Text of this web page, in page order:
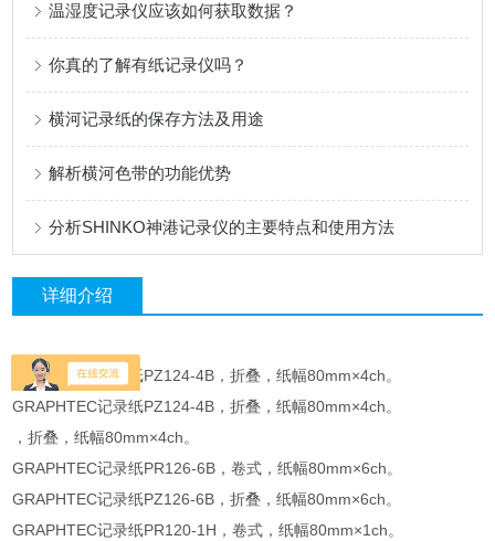
温湿度记录仪应该如何获取数据？
你真的了解有纸记录仪吗？
横河记录纸的保存方法及用途
解析横河色带的功能优势
分析SHINKO神港记录仪的主要特点和使用方法
详细介绍
GRAPHTEC记录纸PZ124-4B，折叠，纸幅80mm×4ch。
GRAPHTEC记录纸PZ124-4B，折叠，纸幅80mm×4ch。
，折叠，纸幅80mm×4ch。
GRAPHTEC记录纸PR126-6B，卷式，纸幅80mm×6ch。
GRAPHTEC记录纸PZ126-6B，折叠，纸幅80mm×6ch。
GRAPHTEC记录纸PR120-1H，卷式，纸幅80mm×1ch。